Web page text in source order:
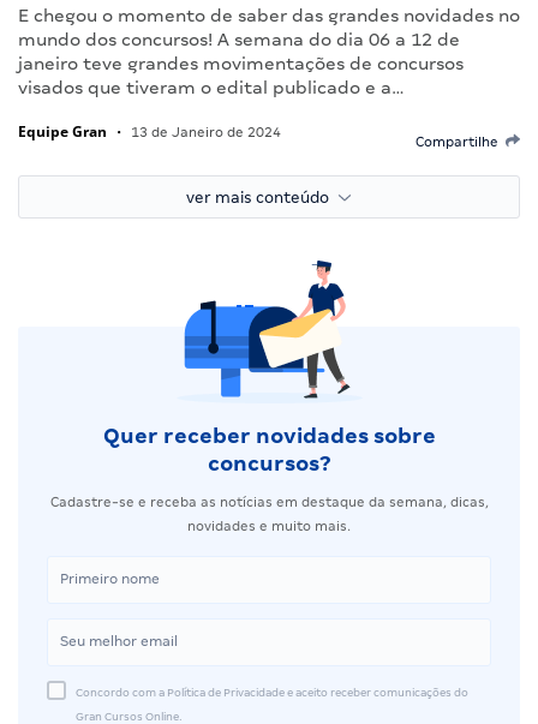
E chegou o momento de saber das grandes novidades no
mundo dos concursos! A semana do dia 06 a 12 de
janeiro teve grandes movimentações de concursos
visados que tiveram o edital publicado e a…
Equipe Gran • 13 de Janeiro de 2024
Compartilhe
ver mais conteúdo
Quer receber novidades sobre
concursos?
Cadastre-se e receba as notícias em destaque da semana, dicas,
novidades e muito mais.
Concordo com a Política de Privacidade e aceito receber comunicações do
Gran Cursos Online.